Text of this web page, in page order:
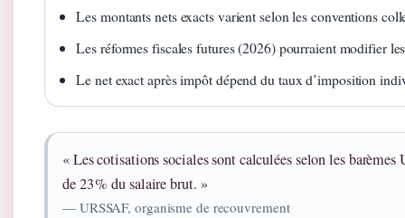
Les montants nets exacts varient selon les conventions
Les réformes fiscales futures (2026) pourraient modifier
Le net exact après impôt dépend du taux d’imposition
« Les cotisations sociales sont calculées selon les
de 23 % du salaire brut. »
— URSSAF, organisme de recouvrement